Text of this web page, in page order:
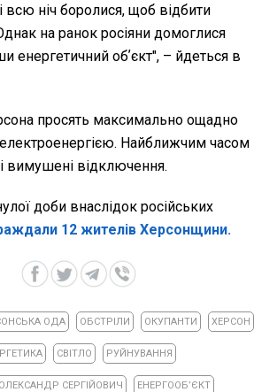
всю ніч боролися, щоб відбити
на ранок росіяни домоглися
енергетичний обʼєкт", – йдеться в
просять максимально ощадно
Найближчим часом
вимушені відключення.
доби внаслідок російських
12 жителів Херсонщини.
ОДА ОБСТРІЛИ ОКУПАНТИ ХЕРСОН
СВІТЛО РУЙНУВАННЯ
СЕРГІЙОВИЧ ЕНЕРГООБʼЄКТ